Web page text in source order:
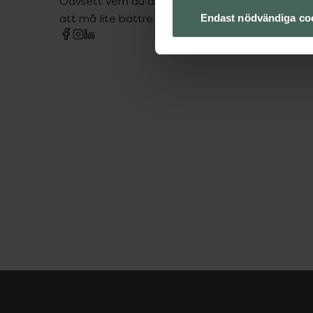
Endast nödvändiga
att må lite bättre. Välkommen att prata med